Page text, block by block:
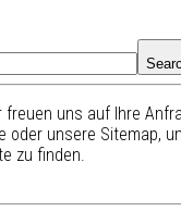
uns auf Ihre
oder unsere Sitemap,
zu finden.